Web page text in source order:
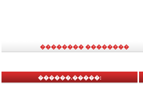
�������� ��������
������.�����: